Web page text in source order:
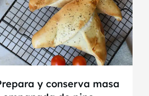
y conserva masa